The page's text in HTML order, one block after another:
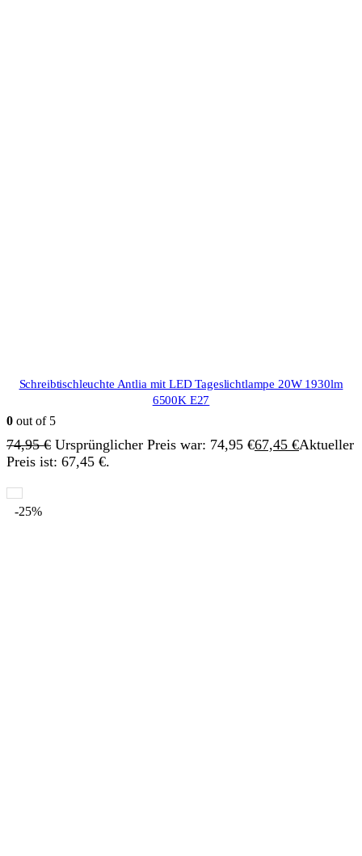
Schreibtischleuchte Antlia mit LED Tageslichtlampe 20W 1930lm
6500K E27
0 out of 5
74,95€ Ursprünglicher Preis war: 74,95 €67,45 €Aktueller
Preis ist: 67,45 €.
-25%